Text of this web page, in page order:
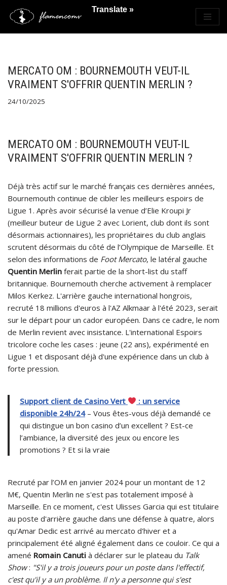
Saltar
MERCATO OM : BOURNEMOUTH VEUT-IL
VRAIMENT S'OFFRIR QUENTIN MERLIN ?
24/10/2025
MERCATO OM : BOURNEMOUTH VEUT-IL
VRAIMENT S'OFFRIR QUENTIN MERLIN ?
Déjà très actif sur le marché français ces dernières années,
Bournemouth continue de cibler les meilleurs espoirs de
Ligue 1. Après avoir sécurisé la venue d’Elie Kroupi Jr
(meilleur buteur de Ligue 2 avec Lorient, club dont ils sont
désormais actionnaires), les propriétaires du club anglais
scrutent désormais du côté de l’Olympique de Marseille. Et
selon des informations de Foot Mercato, le latéral gauche
Quentin Merlin ferait partie de la short-list du staff
britannique. Bournemouth cherche activement à remplacer
Milos Kerkez. L'arrière gauche international hongrois,
recruté 18 millions d'euros à l'AZ Alkmaar à l'été 2023, serait
sur le départ pour un cador européen. Dans ce cadre, le nom
de Merlin revient avec insistance. L'international Espoirs
tricolore coche les cases : jeune (22 ans), expérimenté en
Ligue 1 et disposant déjà d'une expérience dans un club à
forte pression.
Support client de Casino Vert
: un service
disponible 24h/24– Vous êtes-vous déjà demandé ce
qui distingue un bon casino d’un excellent ? Est-ce
l’ambiance, la diversité des jeux ou encore les
promotions ? Et si la vraie
Recruté par l’OM en janvier 2024 pour un montant de 12
M€, Quentin Merlin ne s'est pas totalement imposé à
Marseille. En ce moment, c'est Ulisses Garcia qui est titulaire
au poste d'arrière gauche dans une défense à quatre, alors
qu'Amar Dedic est arrivé au mercato d'hiver et a
principalement été aligné également dans ce couloir. Ce qui a
amené Romain Canuti à déclarer sur le plateau du Talk
Show: "S'il y a trois joueurs pour un poste dans l'effectif,
c'est qu'il y a un problème. Il n'y a personne qui s'est
Translate »